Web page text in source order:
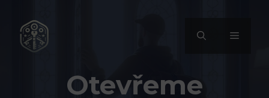
obsah
MENU
Otevřeme